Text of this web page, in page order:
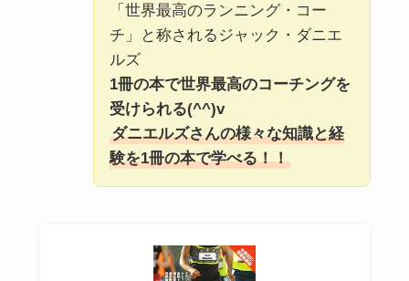
「世界最高のランニング・コー
チ」と称されるジャック・ダニエ
ルズ
1冊の本で世界最高のコーチングを
受けられる(^^)v
ダニエルズさんの様々な知識と経
験を1冊の本で学べる！！